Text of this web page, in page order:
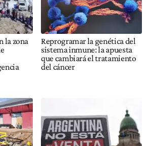
la zona
Reprogramar la genética del
sistema inmune: la apuesta
que cambiará el tratamiento
del cáncer